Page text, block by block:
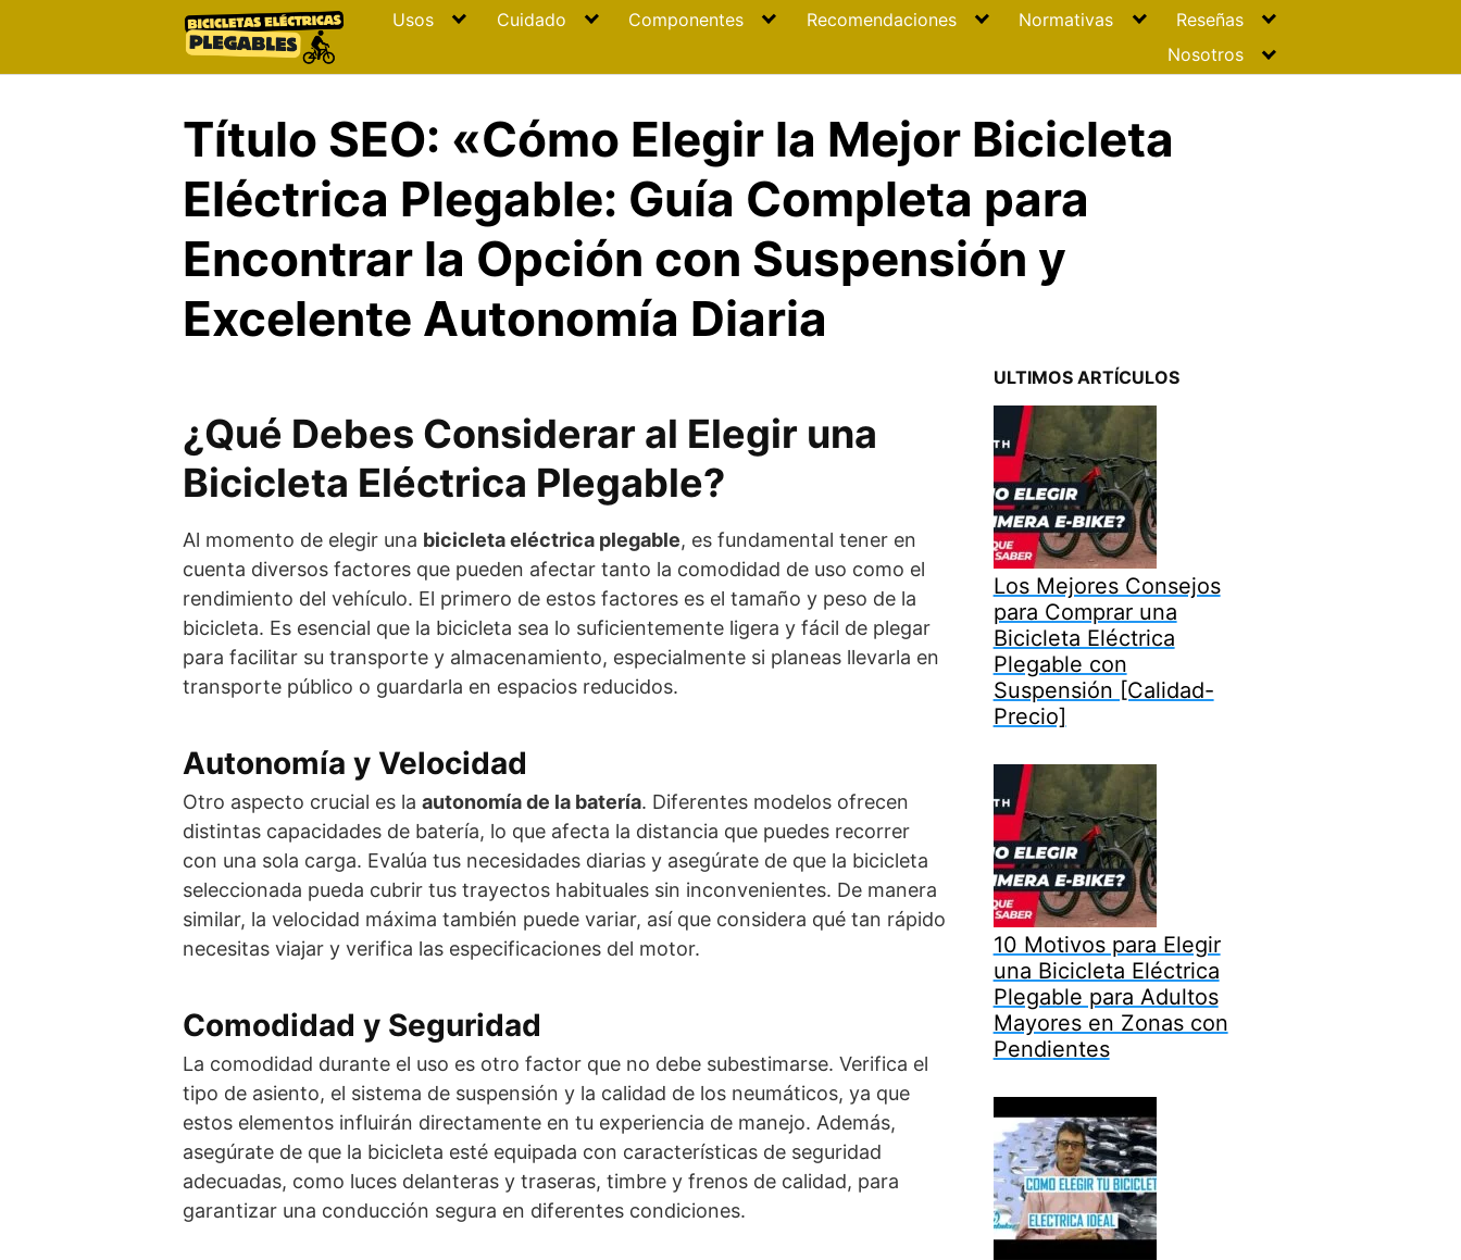
Usos Cuidado Componentes Recomendaciones Normativas
Reseñas
Nosotros
Título SEO: «Cómo Elegir la Mejor Bicicleta
Eléctrica Plegable: Guía Completa para
Encontrar la Opción con Suspensión y
Excelente Autonomía Diaria
¿Qué Debes Considerar al Elegir una
Bicicleta Eléctrica Plegable?
Al momento de elegir una bicicleta eléctrica plegable, es fundamental tener en
cuenta diversos factores que pueden afectar tanto la comodidad de uso como el
rendimiento del vehículo. El primero de estos factores es el tamaño y peso de la
bicicleta. Es esencial que la bicicleta sea lo suficientemente ligera y fácil de plegar
para facilitar su transporte y almacenamiento, especialmente si planeas llevarla en
transporte público o guardarla en espacios reducidos.
Autonomía y Velocidad
Otro aspecto crucial es la autonomía de la batería. Diferentes modelos ofrecen
distintas capacidades de batería, lo que afecta la distancia que puedes recorrer
con una sola carga. Evalúa tus necesidades diarias y asegúrate de que la bicicleta
seleccionada pueda cubrir tus trayectos habituales sin inconvenientes. De manera
similar, la velocidad máxima también puede variar, así que considera qué tan rápido
necesitas viajar y verifica las especificaciones del motor.
Comodidad y Seguridad
La comodidad durante el uso es otro factor que no debe subestimarse. Verifica el
tipo de asiento, el sistema de suspensión y la calidad de los neumáticos, ya que
estos elementos influirán directamente en tu experiencia de manejo. Además,
asegúrate de que la bicicleta esté equipada con características de seguridad
adecuadas, como luces delanteras y traseras, timbre y frenos de calidad, para
garantizar una conducción segura en diferentes condiciones.
ULTIMOS ARTÍCULOS
Los Mejores Consejos
para Comprar una
Bicicleta Eléctrica
Plegable con
Suspensión [Calidad-
Precio]
10 Motivos para Elegir
una Bicicleta Eléctrica
Plegable para Adultos
Mayores en Zonas con
Pendientes